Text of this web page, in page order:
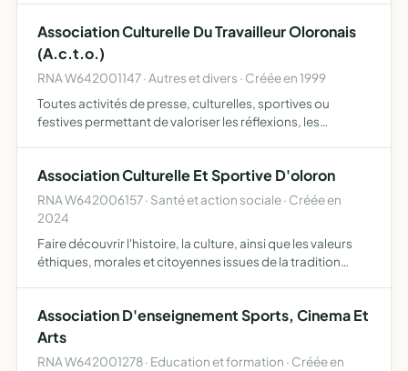
Association Culturelle Du Travailleur Oloronais
(A.c.t.o.)
RNA W642001147 · Autres et divers · Créée en 1999
Toutes activités de presse, culturelles, sportives ou
festives permettant de valoriser les réflexions, les
Association Culturelle Et Sportive D'oloron
RNA W642006157 · Santé et action sociale · Créée en
2024
Faire découvrir l'histoire, la culture, ainsi que les valeurs
éthiques, morales et citoyennes issues de la tradition
Association D'enseignement Sports, Cinema Et
Arts
RNA W642001278 · Education et formation · Créée en